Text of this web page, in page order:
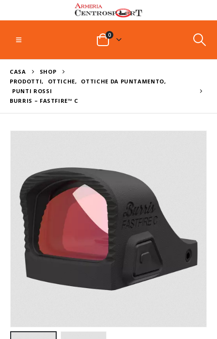
0
CASA
SHOP
PRODOTTI, OTTICHE, OTTICHE DA PUNTAMENTO,
PUNTI ROSSI
BURRIS – FASTFIRE™ C